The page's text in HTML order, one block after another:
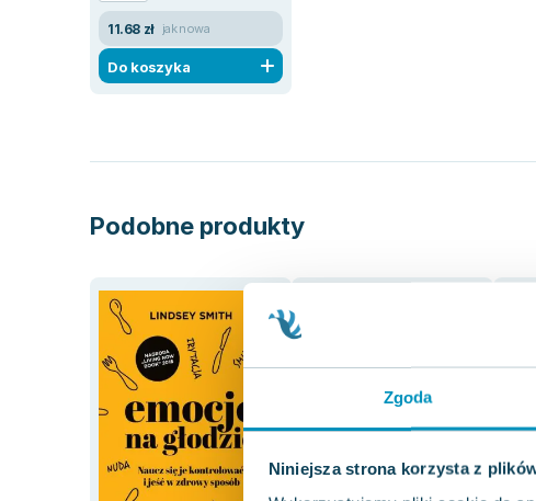
Zgoda
Niniejsza strona korzysta z
11.68 zł jak nowa
Do koszyka
Podobne produkty